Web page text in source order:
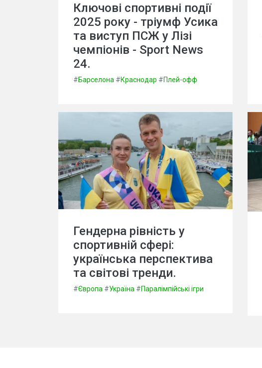
Ключові спортивні події
2025 року - тріумф Усика
та виступ ПСЖ у Лізі
чемпіонів - Sport News
24.
#Барселона #Краснодар #Плей-офф
Гендерна рівність у
спортивній сфері:
українська перспектива
та світові тренди.
#Європа #Україна #Паралімпійські ігри